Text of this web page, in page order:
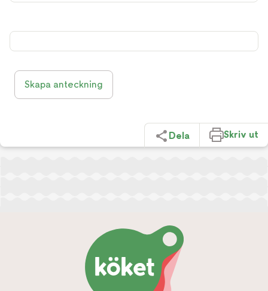
Skapa anteckning
Dela Skriv ut